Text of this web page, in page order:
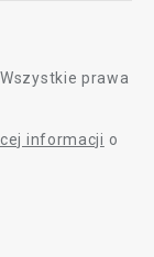
prawa
informacji o